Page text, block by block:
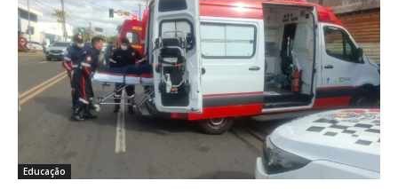
Educação